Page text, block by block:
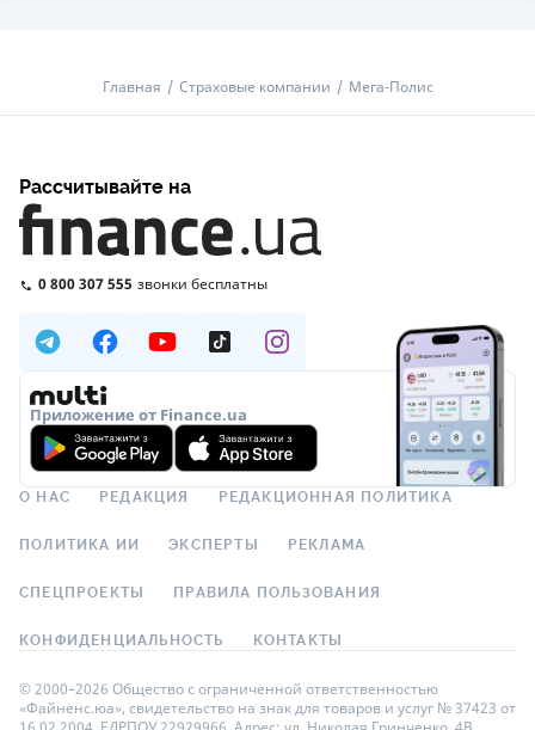
Главная Страховые компании Мега-Полис
Рассчитывайте на
0 800 307 555 звонки бесплатны
Приложение от Finance.ua
О НАС РЕДАКЦИЯ РЕДАКЦИОННАЯ ПОЛИТИКА
ПОЛИТИКА ИИ ЭКСПЕРТЫ РЕКЛАМА
СПЕЦПРОЕКТЫ ПРАВИЛА ПОЛЬЗОВАНИЯ
КОНФИДЕНЦИАЛЬНОСТЬ КОНТАКТЫ
© 2000–2026 Общество с ограниченной ответственностью
«Файненс.юа», свидетельство на знак для товаров и услуг № 37423 от